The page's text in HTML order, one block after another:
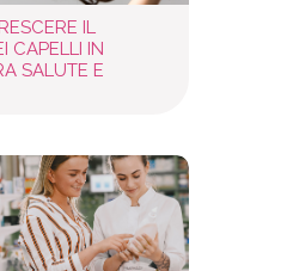
IL
CAPELLI IN
SALUTE E